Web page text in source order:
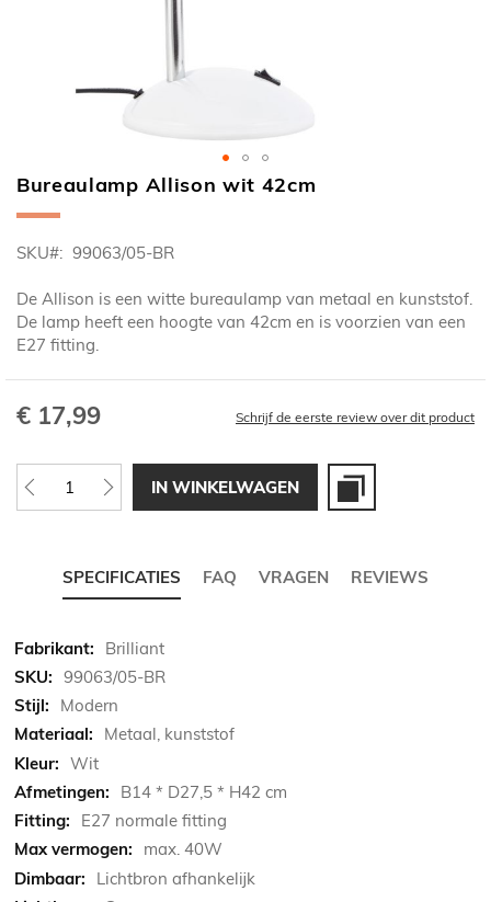
Ga
naar
begin
de
afbeeldingen-
gallerij
Bureaulamp Allison wit 42cm
SKU 99063/05-BR
De Allison is een witte bureaulamp van metaal en kunststof.
De lamp heeft een hoogte van 42cm en is voorzien van een
E27 fitting.
€ 17,99 Schrijf de eerste review over dit product
IN WINKELWAGEN
SPECIFICATIES FAQ VRAGEN REVIEWS
Meer
informatie
Brilliant
99063/05-BR
Modern
Metaal, kunststof
Wit
B14 * D27,5 * H42 cm
E27 normale fitting
max. 40W
Lichtbron afhankelijk